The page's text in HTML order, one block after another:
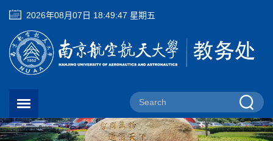
2026年08月07日 18:49:48 星期五